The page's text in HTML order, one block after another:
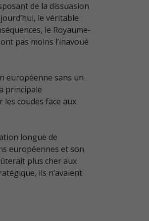
de la dissuasion
le véritable
le Royaume-
pas moins l’inavoué
européenne sans un
principale
coudes face aux
longue de
européennes et son
plus cher aux
ils n’avaient